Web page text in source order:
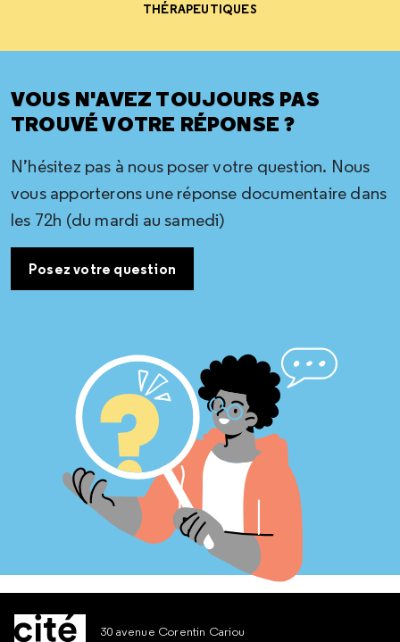
THÉRAPEUTIQUES
VOUS N'AVEZ TOUJOURS PAS
TROUVÉ VOTRE RÉPONSE ?
N’hésitez pas à nous poser votre question. Nous
vous apporterons une réponse documentaire dans
les 72h (du mardi au samedi)
Posez votre question
30 avenue Corentin Cariou